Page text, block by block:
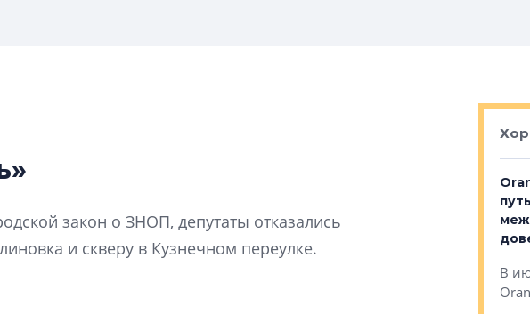
закон о ЗНОП, депутаты отказались
и скверу в Кузнечном переулке.девятый сезон творческого
В